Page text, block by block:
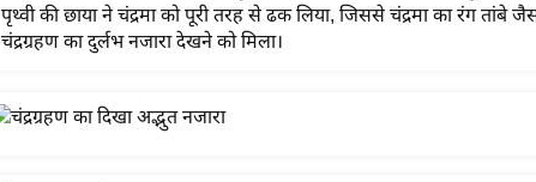
पृथ्वी की छाया ने चंद्रमा को पूरी तरह से ढक लिया, जिससे चंद्रमा का रंग तांबे
चंद्रग्रहण का दुर्लभ नजारा देखने को मिला।